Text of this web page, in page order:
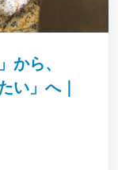
から、
い」へ｜